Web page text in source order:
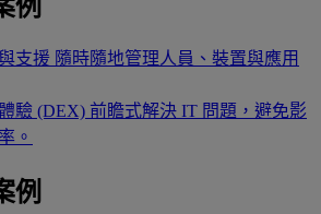
例
支援 隨時隨地管理人員、裝置與應用
驗 (DEX) 前瞻式解決 IT 問題，避免影
。
例